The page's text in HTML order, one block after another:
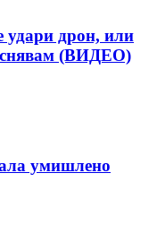
дрон, или
(ВИДЕО)
умишлено